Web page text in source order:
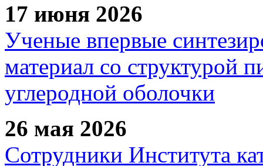
17 июня 2026
Ученые впервые
материал со структурой
углеродной оболочки
26 мая 2026
Сотрудники Института